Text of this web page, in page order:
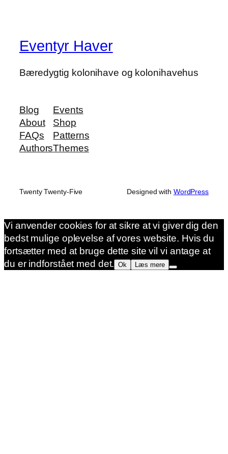
Eventyr Haver
Bæredygtig kolonihave og kolonihavehus
Blog
About
FAQs
Authors
Events
Shop
Patterns
Themes
Twenty Twenty-Five Designed with WordPress
Vi anvender cookies for at sikre at vi giver dig den
bedst mulige oplevelse af vores website. Hvis du
fortsætter med at bruge dette site vil vi antage at
du er indforstået med det. Ok Læs mere